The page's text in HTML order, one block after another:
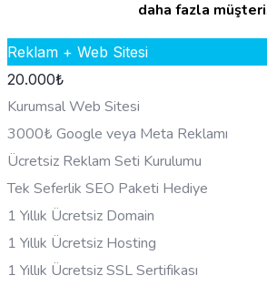
daha fazla müşteri.
Reklam + Web Sitesi
20.000₺
Kurumsal Web Sitesi
3000₺ Google veya Meta Reklamı
Ücretsiz Reklam Seti Kurulumu
Tek Seferlik SEO Paketi Hediye
1 Yıllık Ücretsiz Domain
1 Yıllık Ücretsiz Hosting
1 Yıllık Ücretsiz SSL Sertifikası